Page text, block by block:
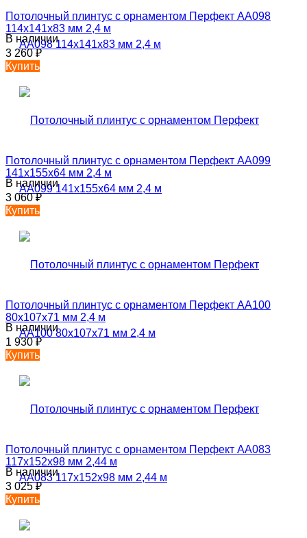
Потолочный плинтус с орнаментом Перфект AA098
114х141х83 мм 2,4 м
В наличии
3 260₽
Купить
Потолочный плинтус с орнаментом Перфект AA099
141х155х64 мм 2,4 м
В наличии
3 060₽
Купить
Потолочный плинтус с орнаментом Перфект AA100
80х107х71 мм 2,4 м
В наличии
1 930₽
Купить
Потолочный плинтус с орнаментом Перфект AA083
117х152х98 мм 2,44 м
В наличии
3 025₽
Купить